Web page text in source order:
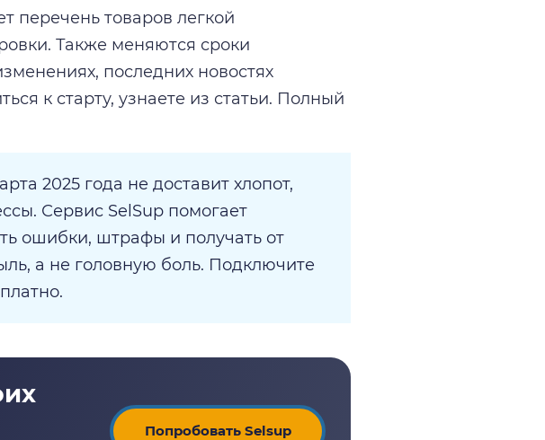
перечень товаров легкой
Также меняются сроки
последних новостях
к старту, узнаете из статьи. Полный
2025 года не доставит хлопот,
Сервис SelSup помогает
ошибки, штрафы и получать от
а не головную боль. Подключите
Попробовать Selsup